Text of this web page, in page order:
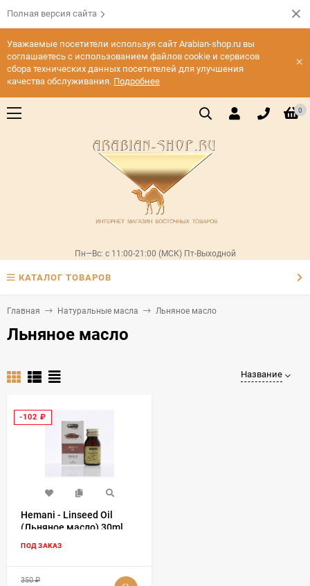
Полная версия сайта
Уважаемые посетители используя сайт Arabian-shop.ru вы
соглашаетесь с использованием файлов cookie и сервисов
сбора технических данных посетителей для улучшения
качества обслуживания. Подробнее
×
0
Пн—Вс: с 11:00-21:00 (МСК) Пт-Выходной
КАТАЛОГ ТОВАРОВ
Главная Натуральные масла Льняное масло
Льняное масло
Название
-102 ₽
Hemani - Linseed Oil
(Льняное масло) 30ml
ПОД ЗАКАЗ
350₽